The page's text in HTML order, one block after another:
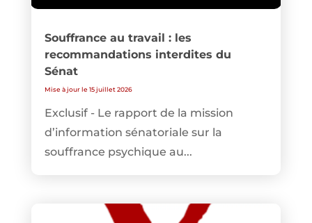
Souffrance au travail : les
recommandations interdites du
Sénat
Mise à jour le 15 juillet 2026
Exclusif - Le rapport de la mission
d’information sénatoriale sur la
souffrance psychique au...